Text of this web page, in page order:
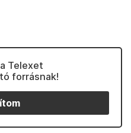
Telexet
forrásnak!